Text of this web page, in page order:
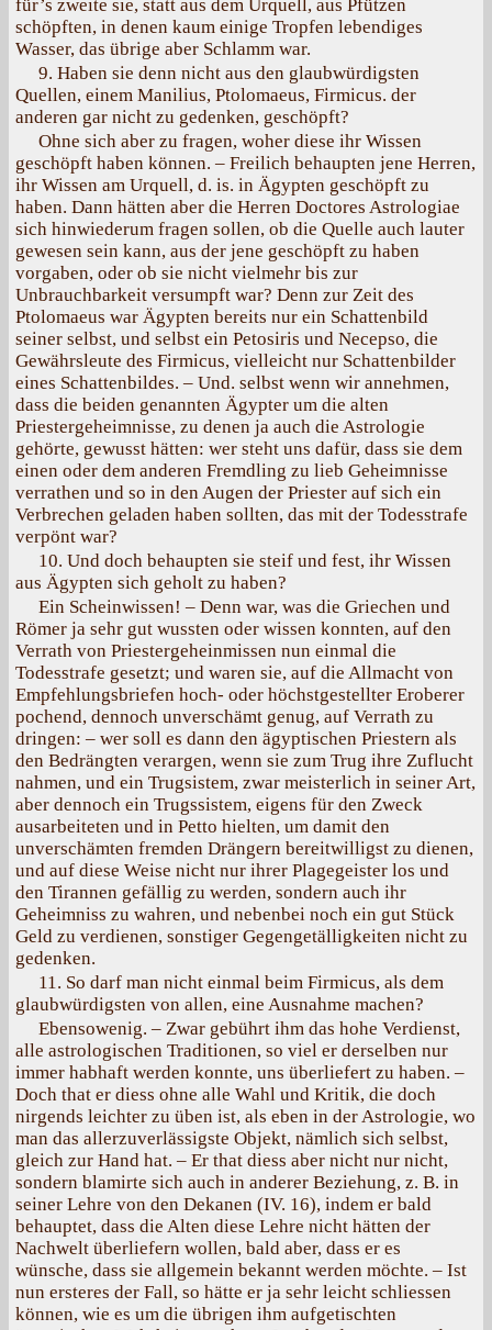
für’s zweite sie, statt aus dem Urquell, aus Pfützen
schöpften, in denen kaum einige Tropfen lebendiges
Wasser, das übrige aber Schlamm war.
9. Haben sie denn nicht aus den glaubwürdigsten
Quellen, einem Manilius, Ptolomaeus, Firmicus. der
anderen gar nicht zu gedenken, geschöpft?
Ohne sich aber zu fragen, woher diese ihr Wissen
geschöpft haben können. – Freilich behaupten jene Herren,
ihr Wissen am Urquell, d. is. in Ägypten geschöpft zu
haben. Dann hätten aber die Herren Doctores Astrologiae
sich hinwiederum fragen sollen, ob die Quelle auch lauter
gewesen sein kann, aus der jene geschöpft zu haben
vorgaben, oder ob sie nicht vielmehr bis zur
Unbrauchbarkeit versumpft war? Denn zur Zeit des
Ptolomaeus war Ägypten bereits nur ein Schattenbild
seiner selbst, und selbst ein Petosiris und Necepso, die
Gewährsleute des Firmicus, vielleicht nur Schattenbilder
eines Schattenbildes. – Und. selbst wenn wir annehmen,
dass die beiden genannten Ägypter um die alten
Priestergeheimnisse, zu denen ja auch die Astrologie
gehörte, gewusst hätten: wer steht uns dafür, dass sie dem
einen oder dem anderen Fremdling zu lieb Geheimnisse
verrathen und so in den Augen der Priester auf sich ein
Verbrechen geladen haben sollten, das mit der Todesstrafe
verpönt war?
10. Und doch behaupten sie steif und fest, ihr Wissen
aus Ägypten sich geholt zu haben?
Ein Scheinwissen! – Denn war, was die Griechen und
Römer ja sehr gut wussten oder wissen konnten, auf den
Verrath von Priestergeheinmissen nun einmal die
Todesstrafe gesetzt; und waren sie, auf die Allmacht von
Empfehlungsbriefen hoch- oder höchstgestellter Eroberer
pochend, dennoch unverschämt genug, auf Verrath zu
dringen: – wer soll es dann den ägyptischen Priestern als
den Bedrängten verargen, wenn sie zum Trug ihre Zuflucht
nahmen, und ein Trugsistem, zwar meisterlich in seiner Art,
aber dennoch ein Trugssistem, eigens für den Zweck
ausarbeiteten und in Petto hielten, um damit den
unverschämten fremden Drängern bereitwilligst zu dienen,
und auf diese Weise nicht nur ihrer Plagegeister los und
den Tirannen gefällig zu werden, sondern auch ihr
Geheimniss zu wahren, und nebenbei noch ein gut Stück
Geld zu verdienen, sonstiger Gegengetälligkeiten nicht zu
gedenken.
11. So darf man nicht einmal beim Firmicus, als dem
glaubwürdigsten von allen, eine Ausnahme machen?
Ebensowenig. – Zwar gebührt ihm das hohe Verdienst,
alle astrologischen Traditionen, so viel er derselben nur
immer habhaft werden konnte, uns überliefert zu haben. –
Doch that er diess ohne alle Wahl und Kritik, die doch
nirgends leichter zu üben ist, als eben in der Astrologie, wo
man das allerzuverlässigste Objekt, nämlich sich selbst,
gleich zur Hand hat. – Er that diess aber nicht nur nicht,
sondern blamirte sich auch in anderer Beziehung, z. B. in
seiner Lehre von den Dekanen (IV. 16), indem er bald
behauptet, dass die Alten diese Lehre nicht hätten der
Nachwelt überliefern wollen, bald aber, dass er es
wünsche, dass sie allgemein bekannt werden möchte. – Ist
nun ersteres der Fall, so hätte er ja sehr leicht schliessen
können, wie es um die übrigen ihm aufgetischten